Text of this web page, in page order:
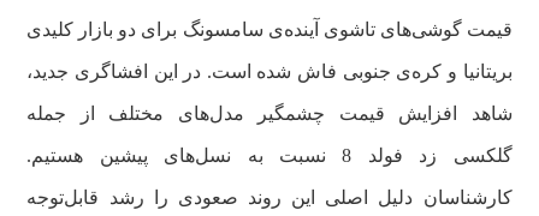
قیمت گوشی‌های تاشوی آینده‌ی سامسونگ برای دو بازار کلیدی
بریتانیا و کره‌ی جنوبی فاش شده است. در این افشاگری جدید،
شاهد افزایش قیمت چشمگیر مدل‌های مختلف از جمله
گلکسی زد فولد 8 نسبت به نسل‌های پیشین هستیم.
کارشناسان دلیل اصلی این روند صعودی را رشد قابل‌توجه